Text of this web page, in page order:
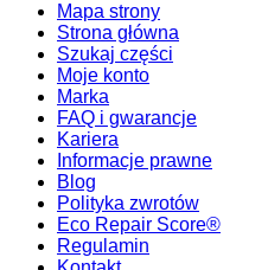
Mapa strony
Strona główna
Szukaj części
Moje konto
Marka
FAQ i gwarancje
Kariera
Informacje prawne
Blog
Polityka zwrotów
Eco Repair Score®
Regulamin